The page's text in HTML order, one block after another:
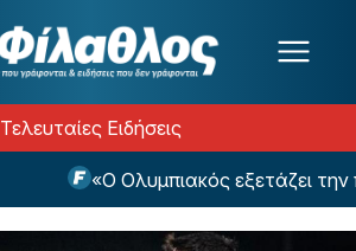
Τελευταίες Ειδήσεις
«Ο Ολυμπιακός εξετάζει την